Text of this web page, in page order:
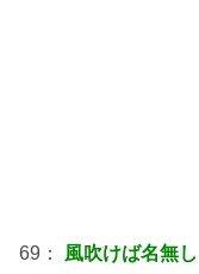
69： 風吹けば名無し